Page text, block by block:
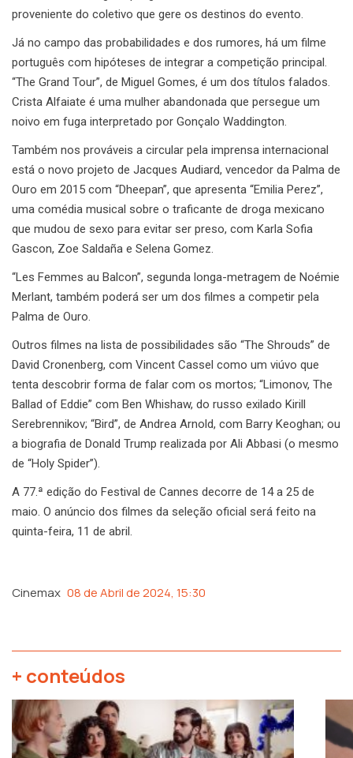
proveniente do coletivo que gere os destinos do evento.
Já no campo das probabilidades e dos rumores, há um filme
português com hipóteses de integrar a competição principal.
“The Grand Tour”, de Miguel Gomes, é um dos títulos falados.
Crista Alfaiate é uma mulher abandonada que persegue um
noivo em fuga interpretado por Gonçalo Waddington.
Também nos prováveis a circular pela imprensa internacional
está o novo projeto de Jacques Audiard, vencedor da Palma de
Ouro em 2015 com “Dheepan”, que apresenta “Emilia Perez”,
uma comédia musical sobre o traficante de droga mexicano
que mudou de sexo para evitar ser preso, com Karla Sofia
Gascon, Zoe Saldaña e Selena Gomez.
“Les Femmes au Balcon”, segunda longa-metragem de Noémie
Merlant, também poderá ser um dos filmes a competir pela
Palma de Ouro.
Outros filmes na lista de possibilidades são “The Shrouds” de
David Cronenberg, com Vincent Cassel como um viúvo que
tenta descobrir forma de falar com os mortos; “Limonov, The
Ballad of Eddie” com Ben Whishaw, do russo exilado Kirill
Serebrennikov; “Bird”, de Andrea Arnold, com Barry Keoghan; ou
a biografia de Donald Trump realizada por Ali Abbasi (o mesmo
de “Holy Spider”).
A 77.ª edição do Festival de Cannes decorre de 14 a 25 de
maio. O anúncio dos filmes da seleção oficial será feito na
quinta-feira, 11 de abril.
Cinemax 08 de Abril de 2024, 15:30
+ conteúdos